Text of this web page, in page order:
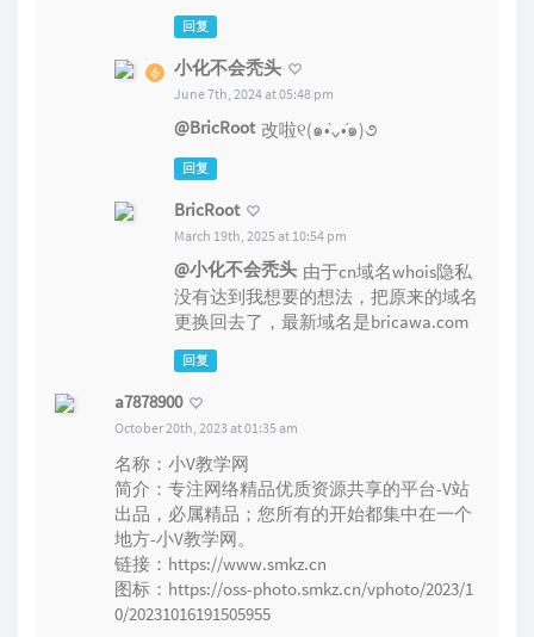
回复
小化不会秃头
June 7th, 2024 at 05:48 pm
@BricRoot 改啦୧(๑•̀⌄•́๑)૭
回复
BricRoot
March 19th, 2025 at 10:54 pm
@小化不会秃头 由于cn域名whois隐私
没有达到我想要的想法，把原来的域名
更换回去了，最新域名是bricawa.com
回复
a7878900
October 20th, 2023 at 01:35 am
名称：小V教学网
简介：专注网络精品优质资源共享的平台-V站
出品，必属精品；您所有的开始都集中在一个
地方-小V教学网。
链接： https://www.smkz.cn
图标： https://oss-photo.smkz.cn/vphoto/2023/1
0/20231016191505955